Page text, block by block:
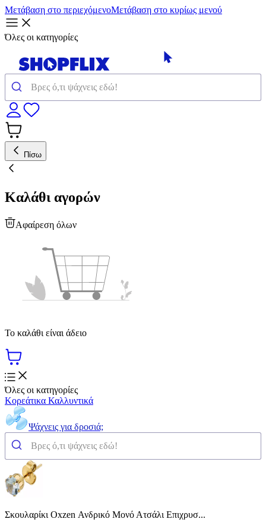
Μετάβαση στο περιεχόμενοΜετάβαση στο κυρίως μενού
Όλες οι κατηγορίες
Πίσω
Καλάθι αγορών
Αφαίρεση όλων
Το καλάθι είναι άδειο
Όλες οι κατηγορίες
Κορεάτικα Καλλυντικά
Ψάχνεις για δροσιά;
Σκουλαρίκι Oxzen Ανδρικό Μονό Ατσάλι Επιχρυσ...